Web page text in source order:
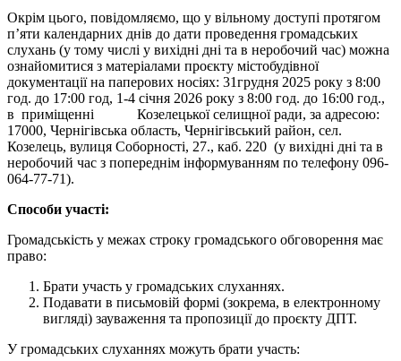
Окрім цього, повідомляємо, що у вільному доступі протягом
п’яти календарних днів до дати проведення громадських
слухань (у тому числі у вихідні дні та в неробочий час) можна
ознайомитися з матеріалами проєкту містобудівної
документації на паперових носіях: 31грудня 2025 року з 8:00
год. до 17:00 год, 1-4 січня 2026 року з 8:00 год. до 16:00 год.,
в приміщенні Козелецької селищної ради, за адресою:
17000, Чернігівська область, Чернігівський район, сел.
Козелець, вулиця Соборності, 27., каб. 220 (у вихідні дні та в
неробочий час з попереднім інформуванням по телефону 096-
064-77-71).
Способи участі:
Громадськість у межах строку громадського обговорення має
право:
Брати участь у громадських слуханнях.
Подавати в письмовій формі (зокрема, в електронному
вигляді) зауваження та пропозиції до проєкту ДПТ.
У громадських слуханнях можуть брати участь: